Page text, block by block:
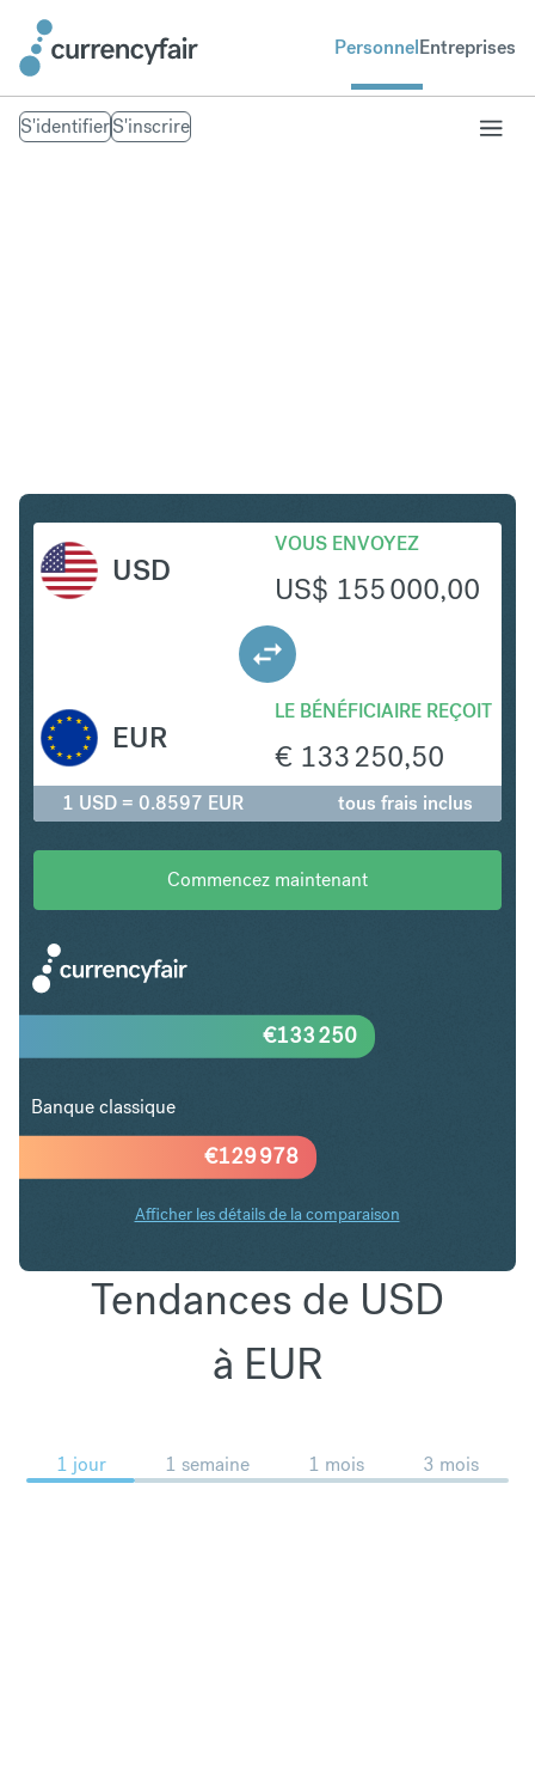
PersonnelEntreprises
S'identifierS'inscrire
USD
VOUS ENVOYEZ
US$ 155 000,00
LE BÉNÉFICIAIRE REÇOIT
€ 133 250,50
EUR
1 USD = 0.8597 EUR tous frais inclus
Commencez maintenant
€129 978
€133 250
Banque classique
Afficher les détails de la comparaison
Tendances de USD
à EUR
1 jour 1 semaine 1 mois 3 mois